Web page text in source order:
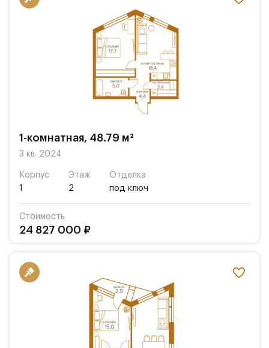
1-комнатная, 48.79 м²
3 кв. 2024
Корпус
1
Этаж
2
Отделка
под ключ
Стоимость
24 827 000 ₽